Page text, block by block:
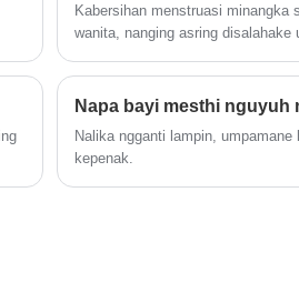
kanggo sampeyan. Kabar
pengiriman nalika pangiriman.
logo utawa merek ing.
Kabersihan menstruasi minangka
wanita, nanging asring disalahake
nyaman, lan luwih ramah
Sanitary nduweni peran penting
Napa bayi mesthi
Nalika ngganti lampin,
kepenak.